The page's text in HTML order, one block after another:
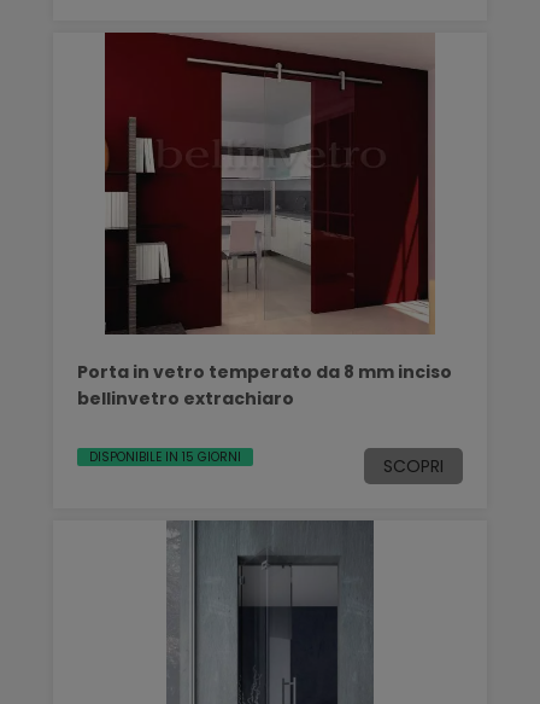
Porta in vetro temperato da 8 mm inciso
bellinvetro extrachiaro
DISPONIBILE IN 15 GIORNI SCOPRI